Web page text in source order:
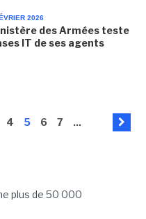
2026
des Armées teste
IT de ses agents
4 5 6 7 ...
plus de 50 000